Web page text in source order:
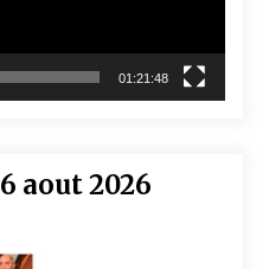
01:21:48
aout 2026